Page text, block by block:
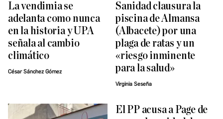
La vendimia se
adelanta como nunca
en la historia y UPA
señala al cambio
climático
César Sánchez Gómez
Sanidad clausura la
piscina de Almansa
(Albacete) por una
plaga de ratas y un
«riesgo inminente
para la salud»
Virginia Seseña
El PP acusa a Page de